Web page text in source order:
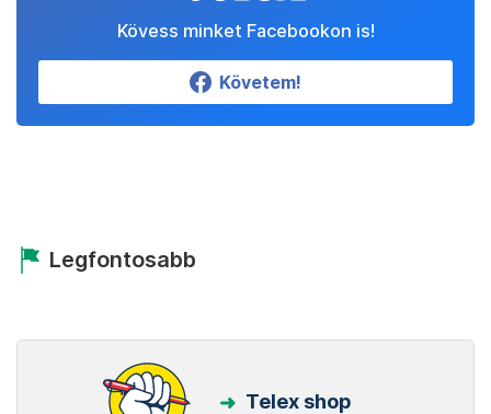
Kövess minket Facebookon is!
Követem!
Legfontosabb
Telex shop